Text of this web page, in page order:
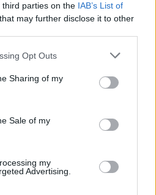
parties on the IAB’s List of
that may further disclose it to other
app uses one or more Google
behaviour. You may click to
and its third-party tags to
purposes in below Google
Opt Outs
Sharing of my
Sale of my
my
Advertising.
hazaköltöztem, Szicíliába
mediterrán hangulat! Az ott
táncosokkal találkoztam,
és egy rövid darabot is
kurzus és repültem haza.